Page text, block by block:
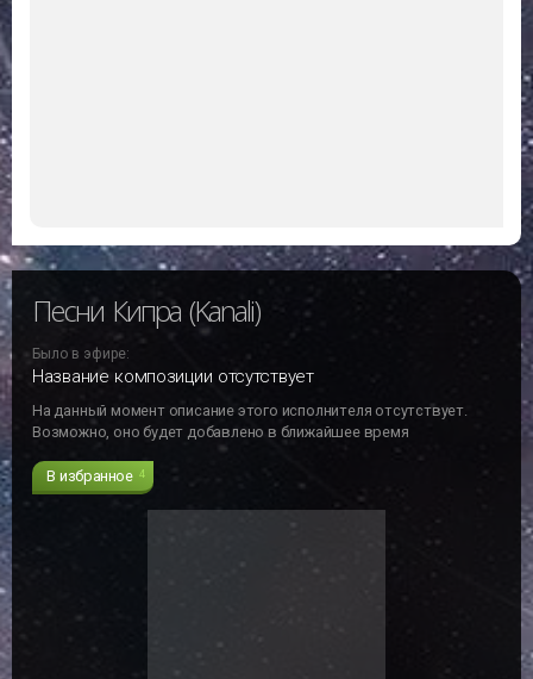
Песни Кипра (Kanali)
Было в эфире:
Название композиции отсутствует
На данный момент описание этого исполнителя отсутствует.
Возможно, оно будет добавлено в ближайшее время
В избранное 4